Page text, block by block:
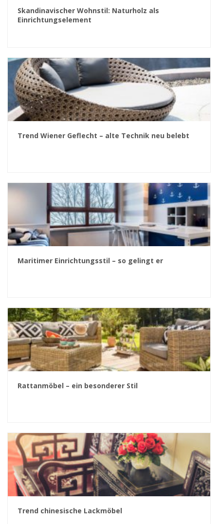
Skandinavischer Wohnstil: Naturholz als
Einrichtungselement
Trend Wiener Geflecht – alte Technik neu belebt
Maritimer Einrichtungsstil – so gelingt er
Rattanmöbel – ein besonderer Stil
Trend chinesische Lackmöbel